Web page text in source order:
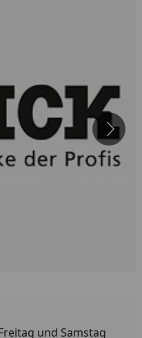
und Samstag